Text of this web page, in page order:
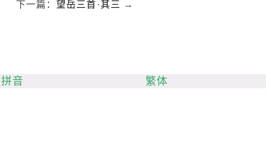
下一篇：望岳三首·其三
→
拼音 繁体